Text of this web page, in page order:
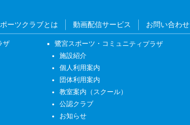
ーツクラブとは 動画配信サービス お問い合わせ
ザ 鷺宮スポーツ・コミュニティプラザ
施設紹介
個人利用案内
団体利用案内
教室案内（スクール）
公認クラブ
お知らせ